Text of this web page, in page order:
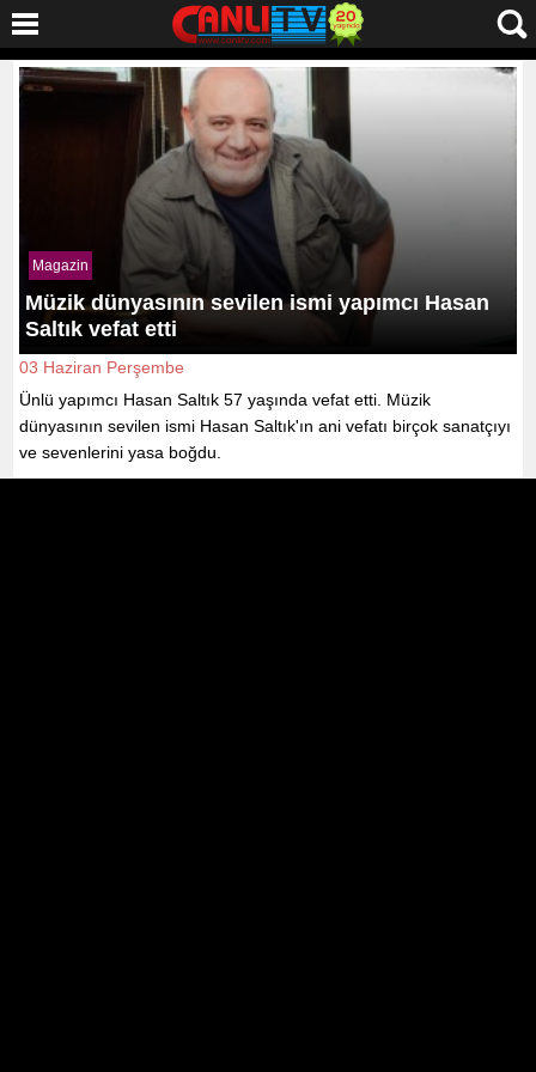
Magazin
Müzik dünyasının sevilen ismi yapımcı Hasan
Saltık vefat etti
03 Haziran Perşembe
Ünlü yapımcı Hasan Saltık 57 yaşında vefat etti. Müzik
dünyasının sevilen ismi Hasan Saltık'ın ani vefatı birçok sanatçıyı
ve sevenlerini yasa boğdu.